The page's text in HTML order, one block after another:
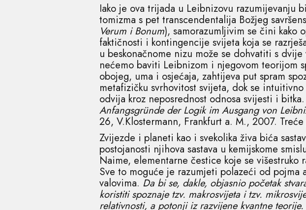
Iako je ova trijada u Leibnizovu razumijevanju
tomizma s pet transcendentalija Božjeg
Verum i Bonum), samorazumljivim se čini kako
faktičnosti i kontingencije svijeta koja se
u beskonačnome nizu može se dohvatiti s
nećemo baviti Leibnizom i njegovom teorijom
obojeg, uma i osjećaja, zahtijeva put spram
metafizičku svrhovitost svijeta, dok se
odvija kroz neposrednost odnosa svijesti i
Anfangsgründe der Logik im Ausgang von
26, V.Klostermann, Frankfurt a. M., 2007.
Zvijezde i planeti kao i svekolika živa bića
postojanosti njihova sastava u kemijskome
Naime, elementarne čestice koje se
Sve to moguće je razumjeti polazeći od pojma
valovima. Da bi se, dakle, objasnio početak
koristiti spoznaje tzv. makrosvijeta i tzv.
relativnosti, a potonji iz razvijene kvantne